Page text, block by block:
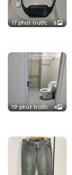
17 phút trước 5
19 phút trước 4